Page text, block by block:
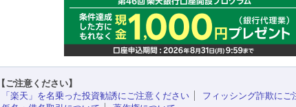
【ご注意ください】
「楽天」を名乗った投資勧誘にご注意ください
フィッシング詐欺にご